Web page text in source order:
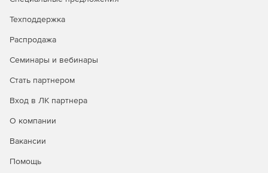
обновления, настройки и сбора отчетности (System
Техподдержка
Распродажа
Семинары и вебинары
Стать партнером
Вход в ЛК партнера
О компании
Вакансии
Помощь